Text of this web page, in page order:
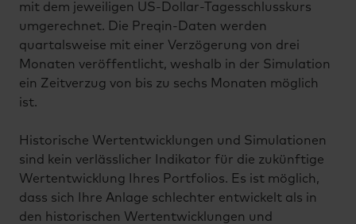
mit dem jeweiligen US-Dollar-Tagesschlusskurs
umgerechnet. Die Preqin-Daten werden
quartalsweise mit einer Verzögerung von drei
Monaten veröffentlicht, weshalb in der Simulation
ein Zeitverzug von bis zu sechs Monaten möglich
ist.
Historische Wertentwicklungen und Simulationen
sind kein verlässlicher Indikator für die zukünftige
Wertentwicklung Ihres Portfolios. Es ist möglich,
dass sich Ihre Anlage schlechter entwickelt als in
den historischen Wertentwicklungen und